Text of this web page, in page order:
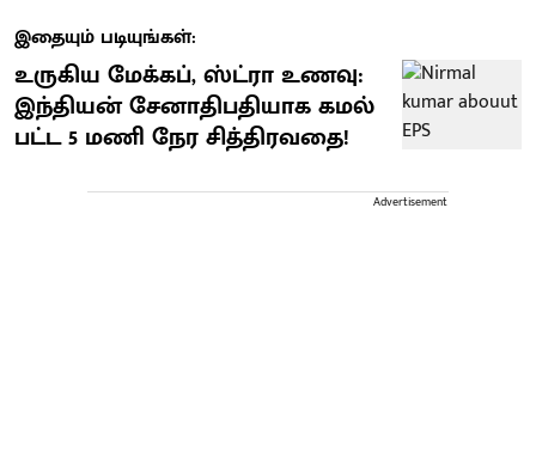
இதையும் படியுங்கள்:
உருகிய மேக்கப், ஸ்ட்ரா உணவு:
இந்தியன் சேனாதிபதியாக கமல்
பட்ட 5 மணி நேர சித்திரவதை!
Advertisement